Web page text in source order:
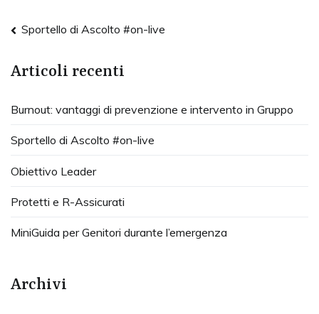
Sportello di Ascolto #on-live
Articoli recenti
Burnout: vantaggi di prevenzione e intervento in Gruppo
Sportello di Ascolto #on-live
Obiettivo Leader
Protetti e R-Assicurati
MiniGuida per Genitori durante l’emergenza
Archivi